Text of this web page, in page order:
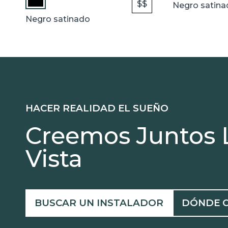
Negro satinado
$$
Negro
HACER REALIDAD EL SUEÑO
Creemos Juntos
Vista
BUSCAR UN INSTALADOR DÓNDE